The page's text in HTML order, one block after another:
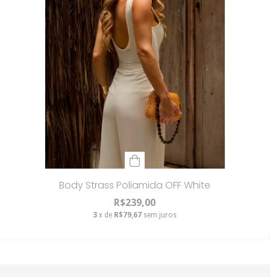
Body Strass Poliamida OFF White
R$239,00
3 x de R$79,67 sem juros